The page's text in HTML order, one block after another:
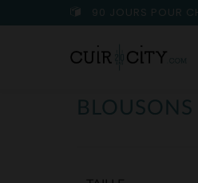
90 JOURS POUR